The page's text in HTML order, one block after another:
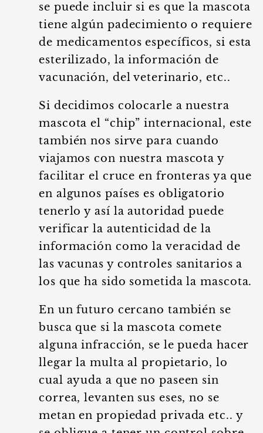
se puede incluir si es que la mascota
tiene algún padecimiento o requiere
de medicamentos específicos, si esta
esterilizado, la información de
vacunación, del veterinario, etc..
Si decidimos colocarle a nuestra
mascota el “chip” internacional, este
también nos sirve para cuando
viajamos con nuestra mascota y
facilitar el cruce en fronteras ya que
en algunos países es obligatorio
tenerlo y así la autoridad puede
verificar la autenticidad de la
información como la veracidad de
las vacunas y controles sanitarios a
los que ha sido sometida la mascota.
En un futuro cercano también se
busca que si la mascota comete
alguna infracción, se le pueda hacer
llegar la multa al propietario, lo
cual ayuda a que no paseen sin
correa, levanten sus eses, no se
metan en propiedad privada etc.. y